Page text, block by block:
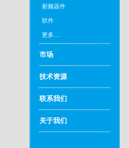
射频器件
软件
更多…
市场
技术资源
联系我们
关于我们